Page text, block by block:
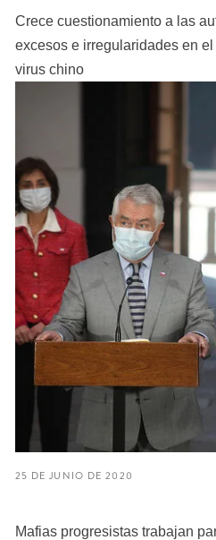
Crece cuestionamiento a las
excesos e irregularidades en
virus chino
25 DE JUNIO DE 2020
Mafias progresistas trabajan